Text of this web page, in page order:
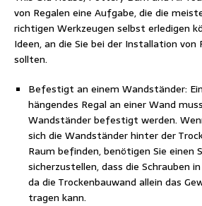
von Regalen eine Aufgabe, die die
richtigen Werkzeugen selbst erledigen
Ideen, an die Sie bei der Installation von
sollten.
Befestigt an einem Wandständer:
hängendes Regal an einer Wand
Wandständer befestigt werden.
sich die Wandständer hinter der
Raum befinden, benötigen Sie einen
sicherzustellen, dass die Schrauben
da die Trockenbauwand allein das
tragen kann.